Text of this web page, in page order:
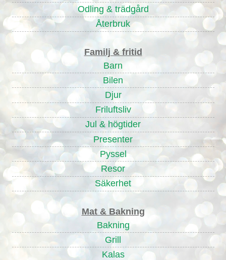
Odling & trädgård
Återbruk
Familj & fritid
Barn
Bilen
Djur
Friluftsliv
Jul & högtider
Presenter
Pyssel
Resor
Säkerhet
Mat & Bakning
Bakning
Grill
Kalas